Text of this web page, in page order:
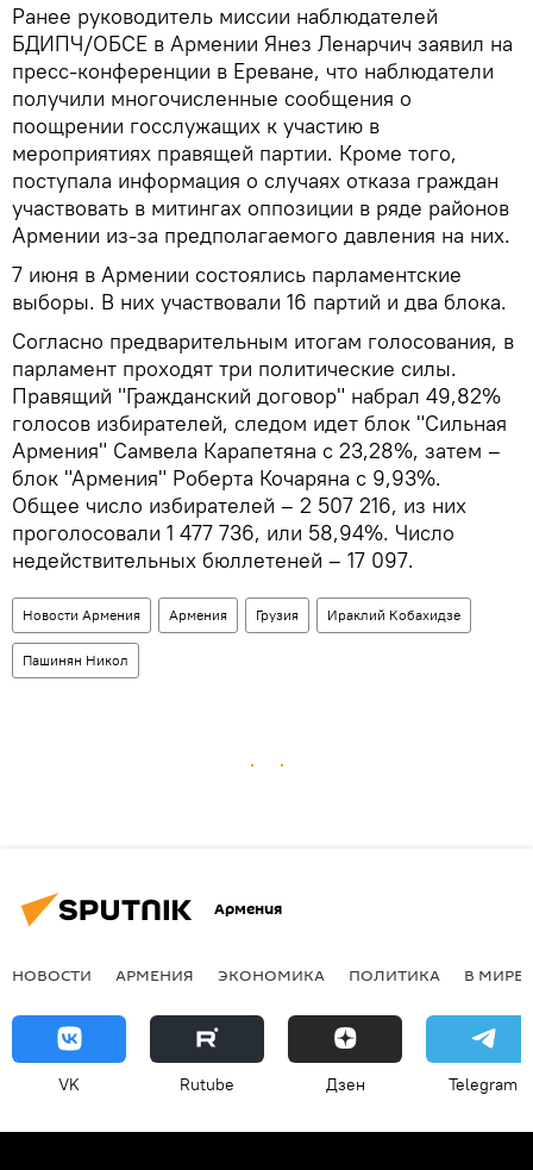
Ранее руководитель миссии наблюдателей
БДИПЧ/ОБСЕ в Армении Янез Ленарчич заявил на
пресс-конференции в Ереване, что наблюдатели
получили многочисленные сообщения о
поощрении госслужащих к участию в
мероприятиях правящей партии. Кроме того,
поступала информация о случаях отказа граждан
участвовать в митингах оппозиции в ряде районов
Армении из-за предполагаемого давления на них.
7 июня в Армении состоялись парламентские
выборы. В них участвовали 16 партий и два блока.
Согласно предварительным итогам голосования, в
парламент проходят три политические силы.
Правящий "Гражданский договор" набрал 49,82%
голосов избирателей, следом идет блок "Сильная
Армения" Самвела Карапетяна с 23,28%, затем –
блок "Армения" Роберта Кочаряна с 9,93%.
Общее число избирателей – 2 507 216, из них
проголосовали 1 477 736, или 58,94%. Число
недействительных бюллетеней – 17 097.
Новости Армения Армения Грузия Ираклий Кобахидзе
Пашинян Никол
Армения
НОВОСТИ АРМЕНИЯ ЭКОНОМИКА ПОЛИТИКА В МИРЕ
VK Rutube Дзен Telegram